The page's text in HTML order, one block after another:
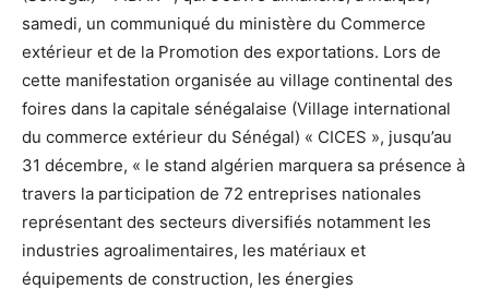
samedi, un communiqué du ministère du Commerce
extérieur et de la Promotion des exportations. Lors de
cette manifestation organisée au village continental des
foires dans la capitale sénégalaise (Village international
du commerce extérieur du Sénégal) « CICES », jusqu’au
31 décembre, « le stand algérien marquera sa présence à
travers la participation de 72 entreprises nationales
représentant des secteurs diversifiés notamment les
industries agroalimentaires, les matériaux et
équipements de construction, les énergies